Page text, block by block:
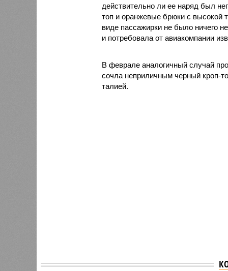
действительно ли ее наряд был
топ и оранжевые брюки с высокой
виде пассажирки не было ничего
и потребовала от авиакомпании
В феврале аналогичный случай
сочла неприличным черный кроп-
талией.